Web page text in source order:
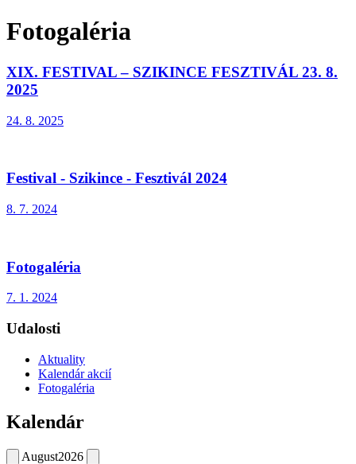
Fotogaléria
XIX. FESTIVAL – SZIKINCE FESZTIVÁL 23. 8.
2025
24. 8. 2025
Festival - Szikince - Fesztivál 2024
8. 7. 2024
Fotogaléria
7. 1. 2024
Udalosti
Aktuality
Kalendár akcií
Fotogaléria
Kalendár
August2026